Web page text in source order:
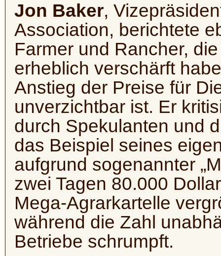
Jon Baker,
Association, berichtete
Farmer und Rancher,
erheblich verschärft
Anstieg der Preise für
unverzichtbar ist. Er
durch Spekulanten und
das Beispiel seines
aufgrund sogenannter
zwei Tagen 80.000
Mega-Agrarkartelle
während die Zahl
Betriebe schrumpft.